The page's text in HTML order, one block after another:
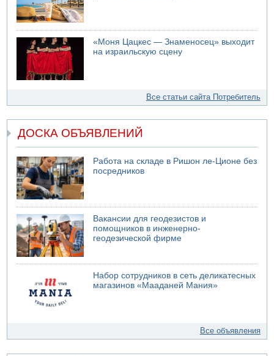
«Моня Цацкес — Знаменосец» выходит
на израильскую сцену
Все статьи сайта Потребитель
ДОСКА ОБЪЯВЛЕНИЙ
Работа на складе в Ришон ле-Ционе без
посредников
Вакансии для геодезистов и
помощников в инженерно-
геодезической фирме
Набор сотрудников в сеть деликатесных
магазинов «Мааданей Мания»
Все объявления